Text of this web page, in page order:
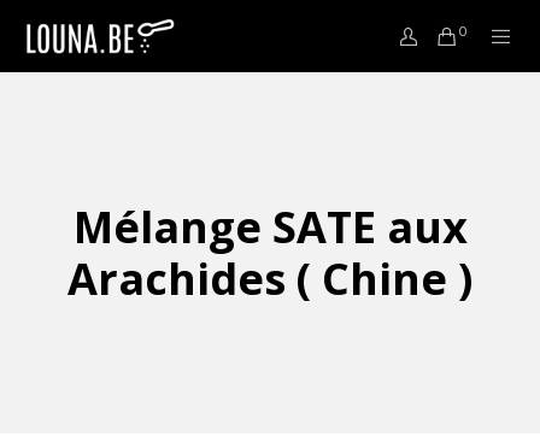
0
Mélange SATE aux
Arachides ( Chine )